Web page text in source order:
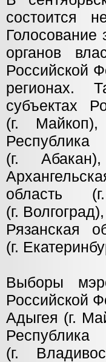
состоится
Голосование
органов
Российской
регионах.
субъектах
(г.
(г.
область
(г.
Рязанская
(г.
Выборы
Российской
Адыгея (г.
(г.